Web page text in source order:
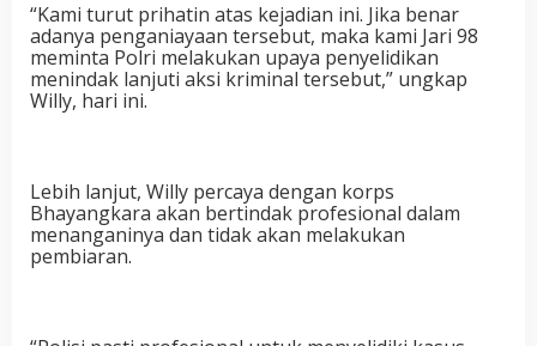
“Kami turut prihatin atas kejadian ini. Jika benar
adanya penganiayaan tersebut, maka kami Jari 98
meminta Polri melakukan upaya penyelidikan
menindak lanjuti aksi kriminal tersebut,” ungkap
Willy, hari ini.
Lebih lanjut, Willy percaya dengan korps
Bhayangkara akan bertindak profesional dalam
menanganinya dan tidak akan melakukan
pembiaran.